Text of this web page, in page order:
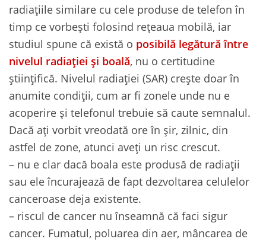
radiațiile similare cu cele produse de telefon în
timp ce vorbești folosind rețeaua mobilă, iar
studiul spune că există o posibilă legătură între
nivelul radiației și boală, nu o certitudine
științifică. Nivelul radiației (SAR) crește doar în
anumite condiții, cum ar fi zonele unde nu e
acoperire și telefonul trebuie să caute semnalul.
Dacă ați vorbit vreodată ore în șir, zilnic, din
astfel de zone, atunci aveți un risc crescut.
– nu e clar dacă boala este produsă de radiații
sau ele încurajează de fapt dezvoltarea celulelor
canceroase deja existente.
– riscul de cancer nu înseamnă că faci sigur
cancer. Fumatul, poluarea din aer, mâncarea de